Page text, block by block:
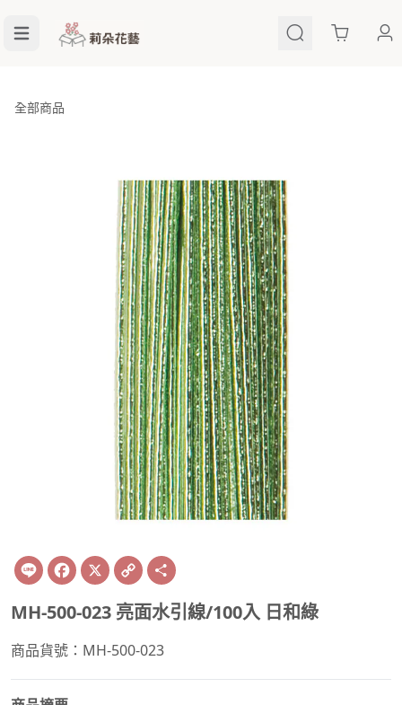
Cart
全部商品
Line Facebook
X Copy
Link
MH-500-023 亮面水引線/100入 日和綠
商品貨號：MH-500-023